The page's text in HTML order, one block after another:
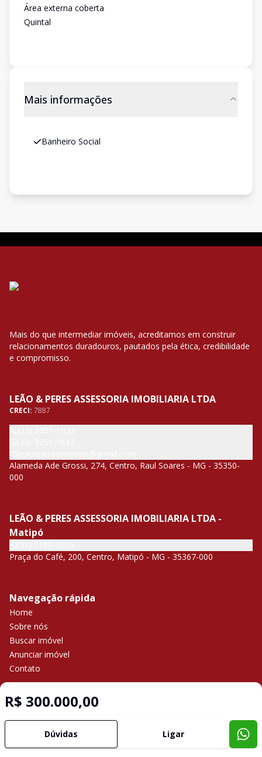
Área externa coberta
Quintal
Mais informações
Banheiro Social
R$ 300.000,00
Dúvidas Ligar
Mais do que intermediar imóveis, acreditamos em construir
relacionamentos duradouros, pautados pela ética, credibilidade
e compromisso.
LEÃO & PERES ASSESSORIA IMOBILIARIA LTDA
CRECI: 7887
Alameda Ade Grossi, 274, Centro, Raul Soares - MG - 35350-
000
LEÃO & PERES ASSESSORIA IMOBILIARIA LTDA -
Matipó
Praça do Café, 200, Centro, Matipó - MG - 35367-000
Navegação rápida
Home
Sobre nós
Buscar imóvel
Anunciar imóvel
Contato
Selo de Tecnologia Loft